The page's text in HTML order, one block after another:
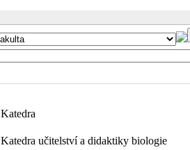
Katedra
Katedra učitelství a didaktiky biologie